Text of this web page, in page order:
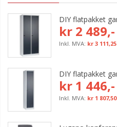
kr 2 489,-
kr 3 111,25
kr 1 446,-
kr 1 807,50